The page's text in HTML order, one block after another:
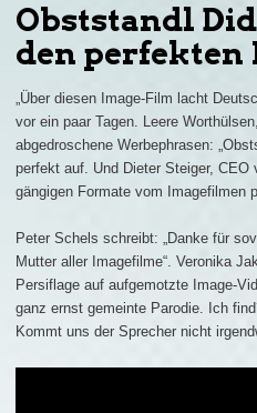
Obststandl
den perfekten
„Über diesen Image-Film lacht
vor ein paar Tagen. Leere
abgedroschene Werbephrasen:
perfekt auf. Und Dieter Steiger,
gängigen Formate vom Imagefilmen
Peter Schels schreibt: „Danke für
Mutter aller Imagefilme“. Veronika
Persiflage auf aufgemotzte Image-
ganz ernst gemeinte Parodie. Ich
Kommt uns der Sprecher nicht